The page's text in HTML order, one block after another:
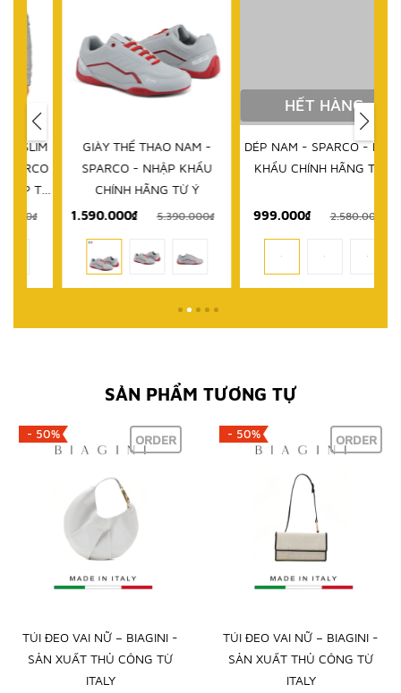
GIÀY THỂ THAO NAM -
SPARCO - NHẬP KHẨU
CHÍNH HÃNG TỪ Ý
1.590.000₫
5.390.000₫
HẾT HÀNG
DÉP NAM - SPARCO - NHẬP
KHẨU CHÍNH HÃNG TỪ Ý
999.000₫ 2.580.000₫
SẢN PHẨM TƯƠNG TỰ
- 50% ORDER
TÚI ĐEO VAI NỮ – BIAGINI -
SẢN XUẤT THỦ CÔNG TỪ
ITALY
- 50% ORDER
TÚI ĐEO VAI NỮ – BIAGINI -
SẢN XUẤT THỦ CÔNG TỪ
ITALY